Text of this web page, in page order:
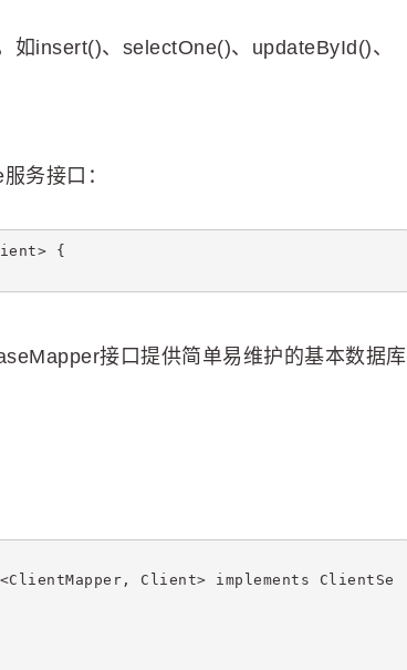
如insert()、selectOne()、updateById()、
务接口：
{
接口提供简单易维护的基本数据库
Client> implements ClientSe